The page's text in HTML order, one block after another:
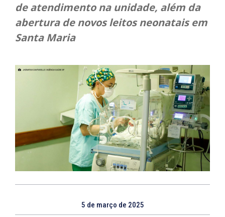
de atendimento na unidade, além da
abertura de novos leitos neonatais em
Santa Maria
5 de março de 2025